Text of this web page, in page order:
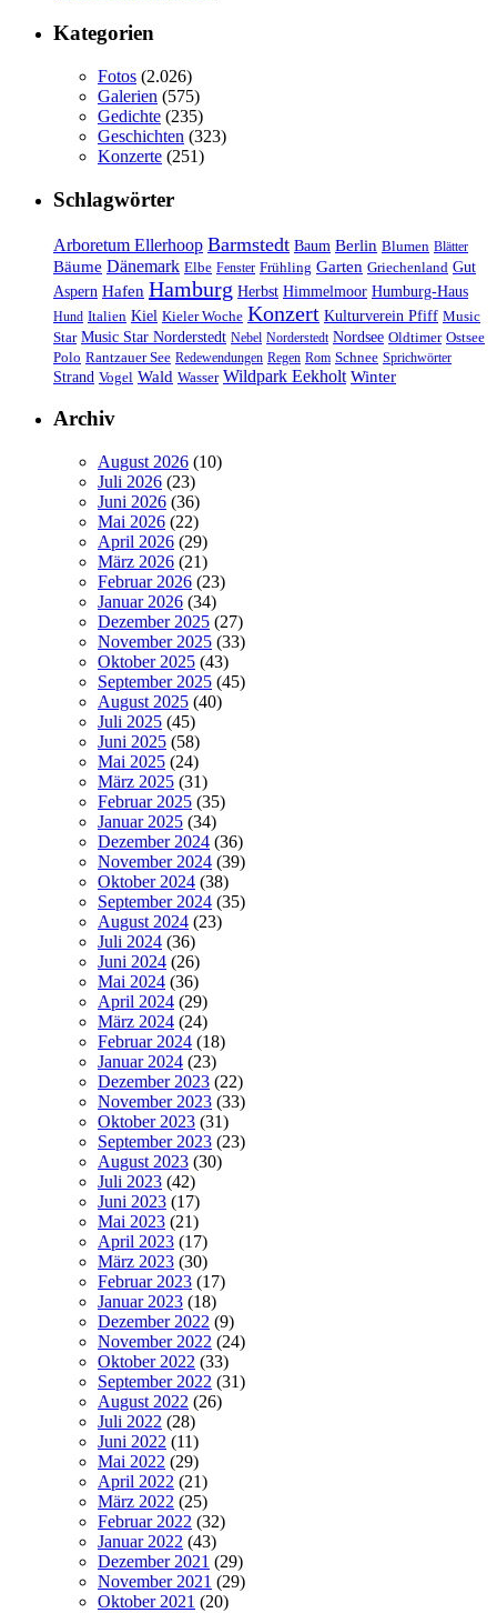
Kategorien
Fotos (2.026)
Galerien (575)
Gedichte (235)
Geschichten (323)
Konzerte (251)
Schlagwörter
Arboretum Ellerhoop Barmstedt Baum Berlin Blumen Blätter
Bäume Dänemark Elbe Fenster Frühling Garten Griechenland Gut
Aspern Hafen Hamburg Herbst Himmelmoor Humburg-Haus
Hund Italien Kiel Kieler Woche Konzert Kulturverein Pfiff Music
Star Music Star Norderstedt Nebel Norderstedt Nordsee Oldtimer Ostsee
Polo Rantzauer See Redewendungen Regen Rom Schnee Sprichwörter
Strand Vogel Wald Wasser Wildpark Eekholt Winter
Archiv
August 2026 (10)
Juli 2026 (23)
Juni 2026 (36)
Mai 2026 (22)
April 2026 (29)
März 2026 (21)
Februar 2026 (23)
Januar 2026 (34)
Dezember 2025 (27)
November 2025 (33)
Oktober 2025 (43)
September 2025 (45)
August 2025 (40)
Juli 2025 (45)
Juni 2025 (58)
Mai 2025 (24)
März 2025 (31)
Februar 2025 (35)
Januar 2025 (34)
Dezember 2024 (36)
November 2024 (39)
Oktober 2024 (38)
September 2024 (35)
August 2024 (23)
Juli 2024 (36)
Juni 2024 (26)
Mai 2024 (36)
April 2024 (29)
März 2024 (24)
Februar 2024 (18)
Januar 2024 (23)
Dezember 2023 (22)
November 2023 (33)
Oktober 2023 (31)
September 2023 (23)
August 2023 (30)
Juli 2023 (42)
Juni 2023 (17)
Mai 2023 (21)
April 2023 (17)
März 2023 (30)
Februar 2023 (17)
Januar 2023 (18)
Dezember 2022 (9)
November 2022 (24)
Oktober 2022 (33)
September 2022 (31)
August 2022 (26)
Juli 2022 (28)
Juni 2022 (11)
Mai 2022 (29)
April 2022 (21)
März 2022 (25)
Februar 2022 (32)
Januar 2022 (43)
Dezember 2021 (29)
November 2021 (29)
Oktober 2021 (20)